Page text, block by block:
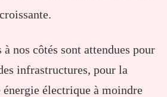
nos côtés sont attendues pour
infrastructures, pour la
électrique à moindre